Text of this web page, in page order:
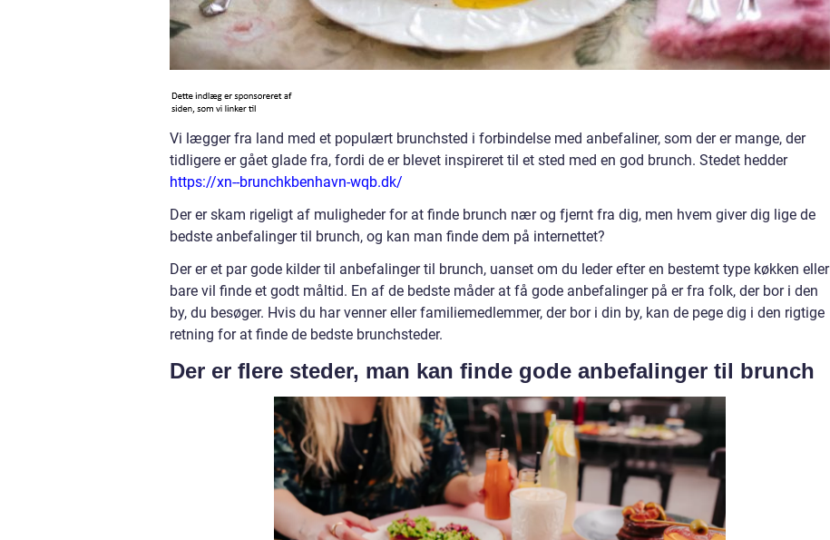
Vi lægger fra land med et populært brunchsted i forbindelse med anbefaliner, som der er mange, der
tidligere er gået glade fra, fordi de er blevet inspireret til et sted med en god brunch. Stedet hedder
https://xn--brunchkbenhavn-wqb.dk/
Der er skam rigeligt af muligheder for at finde brunch nær og fjernt fra dig, men hvem giver dig lige de
bedste anbefalinger til brunch, og kan man finde dem på internettet?
Der er et par gode kilder til anbefalinger til brunch, uanset om du leder efter en bestemt type køkken eller
bare vil finde et godt måltid. En af de bedste måder at få gode anbefalinger på er fra folk, der bor i den
by, du besøger. Hvis du har venner eller familiemedlemmer, der bor i din by, kan de pege dig i den rigtige
retning for at finde de bedste brunchsteder.
Der er flere steder, man kan finde gode anbefalinger til brunch